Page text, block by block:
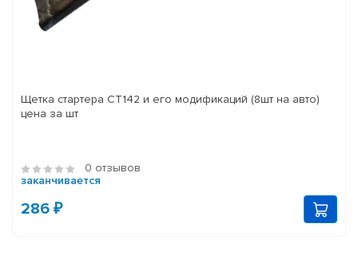
Щетка стартера СТ142 и его модификаций (8шт на авто)
цена за шт
0 отзывов
заканчивается
286 ₽